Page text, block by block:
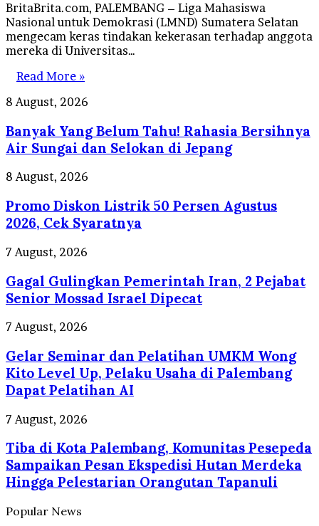
BritaBrita.com, PALEMBANG – Liga Mahasiswa
Nasional untuk Demokrasi (LMND) Sumatera Selatan
mengecam keras tindakan kekerasan terhadap anggota
mereka di Universitas…
Read More »
Banyak
Belum
Tahu!
Rahasia
Bersihnya
Sungai
dan
Selokan
Jepang
8 August, 2026
Banyak Yang Belum Tahu! Rahasia Bersihnya
Air Sungai dan Selokan di Jepang
Promo
Listrik
50
Persen
Agustus
2026,
Cek
Syaratnya
8 August, 2026
Promo Diskon Listrik 50 Persen Agustus
2026, Cek Syaratnya
Gagal
Pemerintah
Iran,
2
Pejabat
Senior
Mossad
Israel
Dipecat
7 August, 2026
Gagal Gulingkan Pemerintah Iran, 2 Pejabat
Senior Mossad Israel Dipecat
Gelar
dan
Pelatihan
UMKM
Wong
Kito
Level
Up,
Pelaku
Usaha
di
Dapat
7 August, 2026
Gelar Seminar dan Pelatihan UMKM Wong
Kito Level Up, Pelaku Usaha di Palembang
Dapat Pelatihan AI
Tiba
Kota
Palembang,
Komunitas
Pesepeda
Sampaikan
Pesan
7 August, 2026
Tiba di Kota Palembang, Komunitas Pesepeda
Sampaikan Pesan Ekspedisi Hutan Merdeka
Hingga Pelestarian Orangutan Tapanuli
Popular News